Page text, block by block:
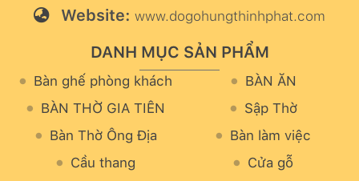
Website: www.dogohungthinhphat.com
DANH MỤC SẢN PHẨM
Bàn ghế phòng khách
BÀN ĂN
BÀN THỜ GIA TIÊN
Sập Thờ
Bàn Thờ Ông Địa
Bàn làm việc
Cầu thang
Cửa gỗ